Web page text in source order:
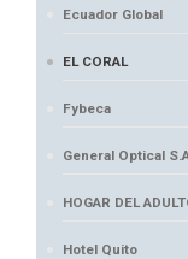
Ecuador Global
EL CORAL
Fybeca
General Optical
HOGAR DEL
Hotel Quito